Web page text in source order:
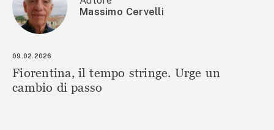
Massimo Cervelli
09.02.2026
Fiorentina, il tempo stringe. Urge un
cambio di passo